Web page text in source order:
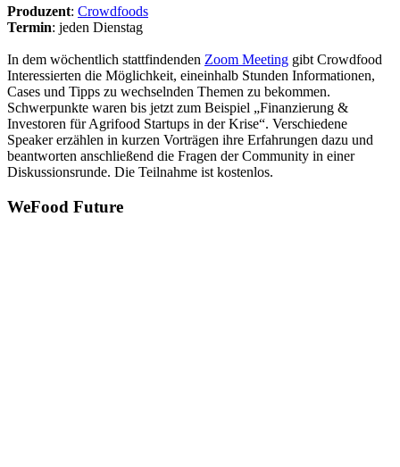
Produzent: Crowdfoods
Termin: jeden Dienstag
In dem wöchentlich stattfindenden Zoom Meeting gibt Crowdfood
Interessierten die Möglichkeit, eineinhalb Stunden Informationen,
Cases und Tipps zu wechselnden Themen zu bekommen.
Schwerpunkte waren bis jetzt zum Beispiel „Finanzierung &
Investoren für Agrifood Startups in der Krise“. Verschiedene
Speaker erzählen in kurzen Vorträgen ihre Erfahrungen dazu und
beantworten anschließend die Fragen der Community in einer
Diskussionsrunde. Die Teilnahme ist kostenlos.
WeFood Future